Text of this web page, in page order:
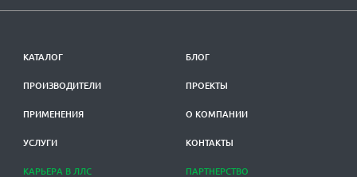
КАТАЛОГ
ПРОИЗВОДИТЕЛИ
ПРИМЕНЕНИЯ
УСЛУГИ
КАРЬЕРА В ЛЛС
БЛОГ
ПРОЕКТЫ
О КОМПАНИИ
КОНТАКТЫ
ПАРТНЕРСТВО